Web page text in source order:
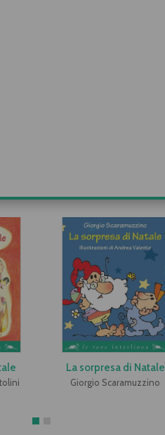
La sorpresa di Natale
Giorgio Scaramuzzino